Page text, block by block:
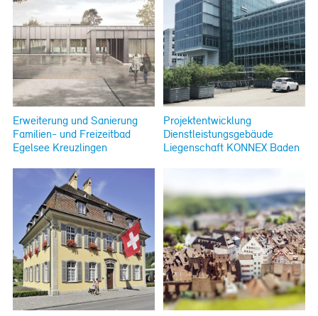
Erweiterung und Sanierung
Familien- und Freizeitbad
Egelsee Kreuzlingen
Projektentwicklung
Dienstleistungsgebäude
Liegenschaft KONNEX Baden